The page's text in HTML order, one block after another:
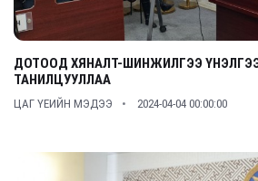
ДОТООД ХЯНАЛТ-ШИНЖИЛГЭЭ
ТАНИЛЦУУЛЛАА
ЦАГ ҮЕИЙН МЭДЭЭ 2024-04-04 00:00:00